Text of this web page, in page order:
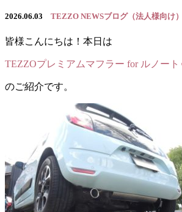
2026.06.03 TEZZO NEWSブログ（法人様向け）
皆様こんにちは！本日は
TEZZOプレミアムマフラー for ルノー
のご紹介です。